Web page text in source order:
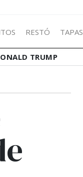
RESTÓ TAPAS
TRUMP